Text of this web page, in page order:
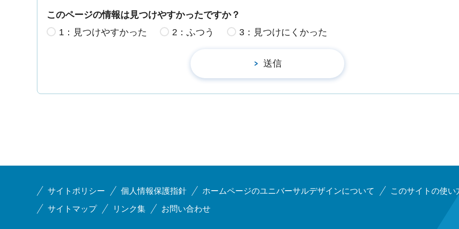
このページの情報は見つけやすかったですか？
1：見つけやすかった
2：ふつう 3：見つけにくかった
サイトポリシー 個人情報保護指針 ホームページのユニバーサルデザインについて このサイトの使い
サイトマップ リンク集 お問い合わせ